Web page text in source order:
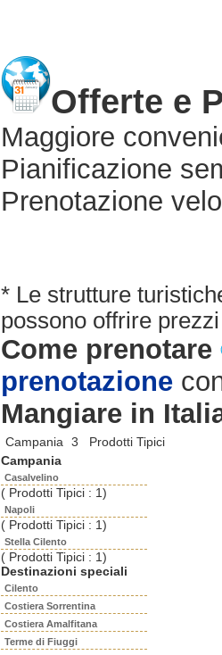
Offerte e
Maggiore
Pianificazione
Prenotazione
* Le strutture
possono offrire
Come prenotare
prenotazione
Mangiare in
Campania
3 Prodotti Tipici
Campania
Casalvelino
( Prodotti Tipici : 1)
Napoli
( Prodotti Tipici : 1)
Stella Cilento
( Prodotti Tipici : 1)
Destinazioni speciali
Cilento
Costiera Sorrentina
Costiera Amalfitana
Terme di Fiuggi